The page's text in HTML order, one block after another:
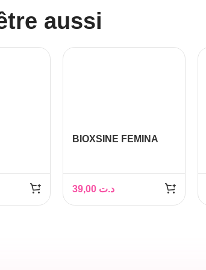
aussi
BIOXSINE FEMINA
د.ت